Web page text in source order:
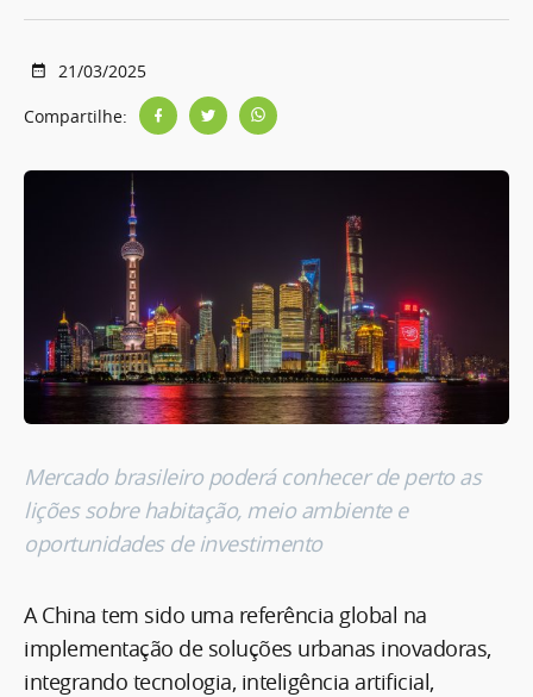
21/03/2025
Compartilhe:
Mercado brasileiro poderá conhecer de perto as
lições sobre habitação, meio ambiente e
oportunidades de investimento
A China tem sido uma referência global na
implementação de soluções urbanas inovadoras,
integrando tecnologia, inteligência artificial,